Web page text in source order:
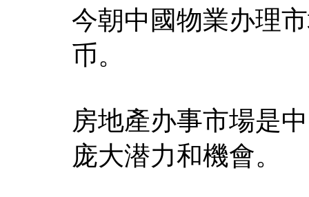
今朝中國物業办理
币。
房地產办事市場是
庞大潜力和機會。